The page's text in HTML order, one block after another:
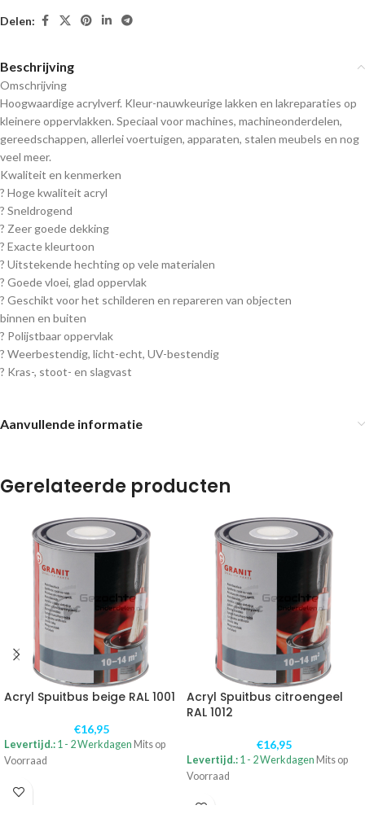
Delen:
Beschrijving
Omschrijving
Hoogwaardige acrylverf. Kleur-nauwkeurige lakken en lakreparaties op
kleinere oppervlakken. Speciaal voor machines, machineonderdelen,
gereedschappen, allerlei voertuigen, apparaten, stalen meubels en nog
veel meer.
Kwaliteit en kenmerken
? Hoge kwaliteit acryl
? Sneldrogend
? Zeer goede dekking
? Exacte kleurtoon
? Uitstekende hechting op vele materialen
? Goede vloei, glad oppervlak
? Geschikt voor het schilderen en repareren van objecten
binnen en buiten
? Polijstbaar oppervlak
? Weerbestendig, licht-echt, UV-bestendig
? Kras-, stoot- en slagvast
Aanvullende informatie
Gerelateerde producten
Acryl Spuitbus beige RAL 1001
€16,95
Levertijd.: 1 - 2 Werkdagen Mits op
Voorraad
Acryl Spuitbus citroengeel
RAL 1012
€16,95
Levertijd.: 1 - 2 Werkdagen Mits op
Voorraad